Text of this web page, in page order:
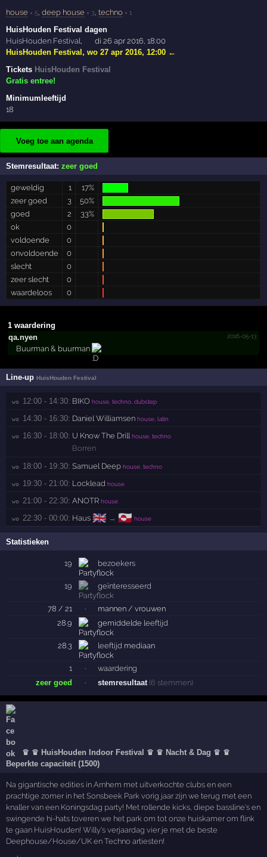
house × 5 ,deep house × 3 ,techno × 1
HuisHouden Festival dagen
HuisHouden Festival
di 26 apr 2016, 18:00
HuisHouden Festival ,wo 27 apr 2016, 12:00 ←
Tickets HuisHouden Festival
Gratis entree!
Minimumleeftijd
18
Voeg toe aan agenda
Stemresultaat:zeer goed
geweldig 1
17%
zeer goed
3
50%
goed
2
33%
ok
0
voldoende
0
onvoldoende
0
slecht
0
zeer slecht
0
waardeloos
0
1 waardering
qa.nyen
2016-05-13
Buurman & buurman
Line-upHuisHouden Festival
wo 12:00 - 14:30: BIKO house, techno, dubstep
wo 14:30 - 16:30: Daniel Williamsen house, latin
wo 16:30 - 18:00: U Know The Drill house, techno
Borren
wo 18:00 - 19:30: Samuel Deep house, techno
wo 19:30 - 21:00: Locklead house
wo 21:00 - 22:30: ANOTR house
wo 22:30 - 00:00: Haus 🇬🇧 → 🇬🇱 house
Statistieken
19 bezoekers
19 geïnteresseerd
78 / 21 ·
mannen / vrouwen
28.9
gemiddelde leeftijd
28.3 leeftijd mediaan
1 ·
waardering
zeer goed
· stemresultaat (6 stemmen)
♛ ♛ HuisHouden Indoor Festival ♛ ♛ Nacht & Dag ♛ ♛
Beperkte capaciteit (1500)
Na gigantische edities in Arnhem met uitverkochte clubs en een
prachtige zomer in het Sonsbeek Park vorig jaar zijn we terug met een
knaller van een Koningsdag party! Met rollende kicks, diepe bassline's en
swingende hi-hats toveren we het park om tot onze huiskamer om flink
te gaan HuisHouden! Willy's verjaardag vier je met de beste
Deephouse/House/UK en Techno artiesten!